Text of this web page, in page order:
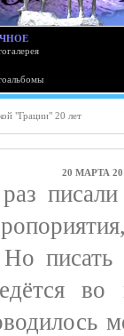
"Грации" 20 лет
20 МАРТА
писать